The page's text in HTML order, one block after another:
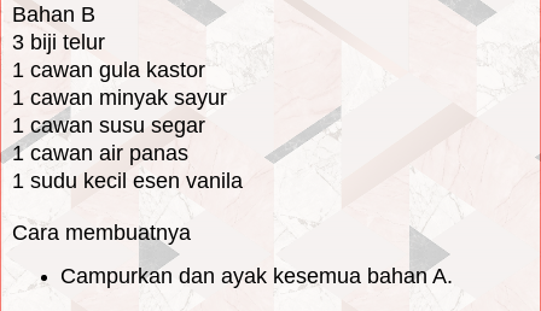
Bahan B
3 biji telur
1 cawan gula kastor
1 cawan minyak sayur
1 cawan susu segar
1 cawan air panas
1 sudu kecil esen vanila
Cara membuatnya
Campurkan dan ayak kesemua bahan A.